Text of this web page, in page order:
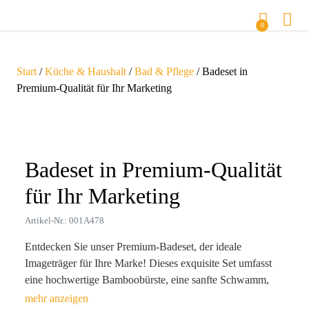
0
Start /Küche & Haushalt /Bad & Pflege / Badeset in
Premium-Qualität für Ihr Marketing
Badeset in Premium-Qualität
für Ihr Marketing
Artikel-Nr.: 001A478
Entdecken Sie unser Premium-Badeset, der ideale
Imageträger für Ihre Marke! Dieses exquisite Set umfasst
eine hochwertige Bamboobürste, eine sanfte Schwamm,
einen Peelingschwamm und einen Bimsstein, alles